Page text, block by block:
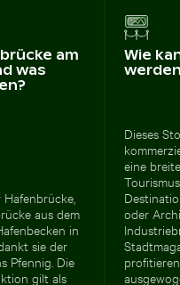
am
was
aus dem
in
sie der
Pfennig. Die
gilt als
Wie
Dieses
eine
oder